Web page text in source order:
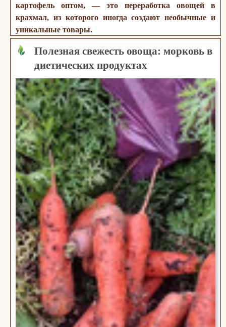
картофель оптом, — это переработка овощей в
крахмал, из которого иногда создают необычные и
уникальные товары.
Полезная свежесть овоща: морковь в
диетических продуктах